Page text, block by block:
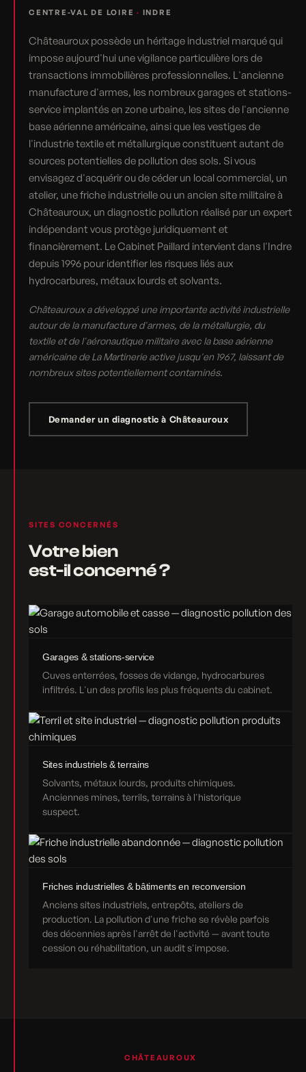
CENTRE-VAL DE LOIRE · INDRE
Châteauroux possède un héritage industriel marqué qui
impose aujourd'hui une vigilance particulière lors de
transactions immobilières professionnelles. L'ancienne
manufacture d'armes, les nombreux garages et stations-
service implantés en zone urbaine, les sites de l'ancienne
base aérienne américaine, ainsi que les vestiges de
l'industrie textile et métallurgique constituent autant de
sources potentielles de pollution des sols. Si vous
envisagez d'acquérir ou de céder un local commercial, un
atelier, une friche industrielle ou un ancien site militaire à
Châteauroux, un diagnostic pollution réalisé par un expert
indépendant vous protège juridiquement et
financièrement. Le Cabinet Paillard intervient dans l'Indre
depuis 1996 pour identifier les risques liés aux
hydrocarbures, métaux lourds et solvants.
Châteauroux a développé une importante activité industrielle
autour de la manufacture d'armes, de la métallurgie, du
textile et de l'aéronautique militaire avec la base aérienne
américaine de La Martinerie active jusqu'en 1967, laissant de
nombreux sites potentiellement contaminés.
Demander un diagnostic à Châteauroux
SITES CONCERNÉS
Votre bien
est-il concerné ?
Garages & stations-service
Cuves enterrées, fosses de vidange, hydrocarbures
infiltrés. L'un des profils les plus fréquents du cabinet.
Sites industriels & terrains
Solvants, métaux lourds, produits chimiques.
Anciennes mines, terrils, terrains à l'historique
suspect.
Friches industrielles & bâtiments en reconversion
Anciens sites industriels, entrepôts, ateliers de
production. La pollution d'une friche se révèle parfois
des décennies après l'arrêt de l'activité — avant toute
cession ou réhabilitation, un audit s'impose.
CHÂTEAUROUX